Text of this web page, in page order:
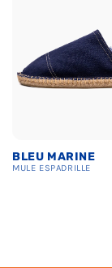
MULE ESPADRILLE
SABLE